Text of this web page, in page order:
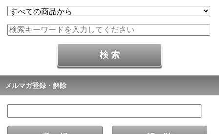
メルマガ登録・解除